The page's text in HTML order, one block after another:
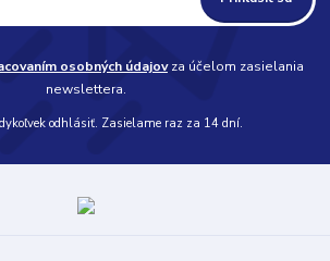
osobných údajovza účelom zasielania
newslettera.
odhlásiť. Zasielame raz za 14 dní.